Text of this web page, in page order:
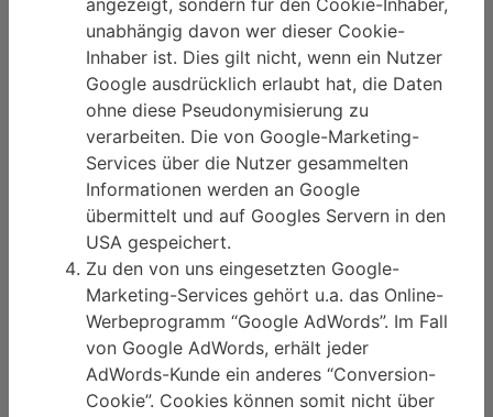
unabhängig davon wer dieser Cookie-
Inhaber ist. Dies gilt nicht, wenn ein Nutzer
Google ausdrücklich erlaubt hat, die Daten
ohne diese Pseudonymisierung zu
verarbeiten. Die von Google-Marketing-
Services über die Nutzer gesammelten
Informationen werden an Google
übermittelt und auf Googles Servern in den
USA gespeichert.
Zu den von uns eingesetzten Google-
Marketing-Services gehört u.a. das Online-
Werbeprogramm “Google AdWords”. Im Fall
von Google AdWords, erhält jeder
AdWords-Kunde ein anderes “Conversion-
Cookie”. Cookies können somit nicht über